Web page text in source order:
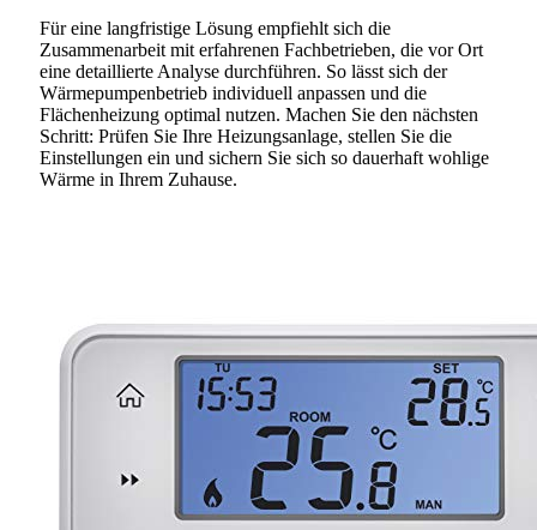
Für eine langfristige Lösung empfiehlt sich die
Zusammenarbeit mit erfahrenen Fachbetrieben, die vor Ort
eine detaillierte Analyse durchführen. So lässt sich der
Wärmepumpenbetrieb individuell anpassen und die
Flächenheizung optimal nutzen. Machen Sie den nächsten
Schritt: Prüfen Sie Ihre Heizungsanlage, stellen Sie die
Einstellungen ein und sichern Sie sich so dauerhaft wohlige
Wärme in Ihrem Zuhause.